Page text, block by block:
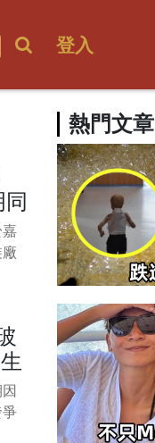
登入
嘉
，
爭
熱門文章